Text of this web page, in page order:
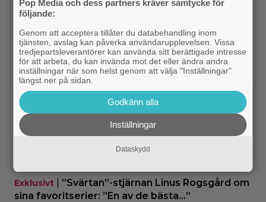
TV-spel|
hyllade filmdebut i denna skarpa thriller
Fantasy|Sista säsongen av ”The Witcher”
försenas – släpps 2027
Netflix
Nu på Netflix: Tidlös krigsklassiker från
1961 fick fullpott
korar tidernas 100 bästa filmer
Exklusivt
”Svärtan”-stjärnan Linus Rogsgård om
sina favoritserier: ”En av de bästa…”
Pop Media och dess partners kräver samtycke för
följande:
Genom att acceptera tillåter du databehandling inom
tjänsten, avslag kan påverka användarupplevelsen. Vissa
tredjepartsleverantörer kan använda sitt berättigade intresse
för att arbeta, du kan invända mot det eller ändra andra
inställningar när som helst genom att välja "Inställningar"
längst ner på sidan.
Godkänn alla
Inställningar
Dataskydd